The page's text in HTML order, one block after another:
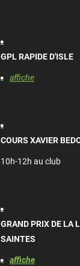
GPL RAPIDE D'ISLE
affiche
COURS XAVIER
10h-12h au club
GRAND PRIX DE LA
SAINTES
affiche